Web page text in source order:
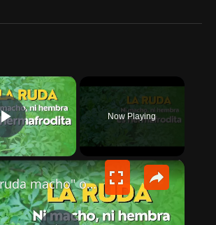
×
PLAY VIDEO
Now Playing
×
La "ruda macho" o "ruda hembra" no existe como tal. ¿Sabes cómo diferenciarlas?